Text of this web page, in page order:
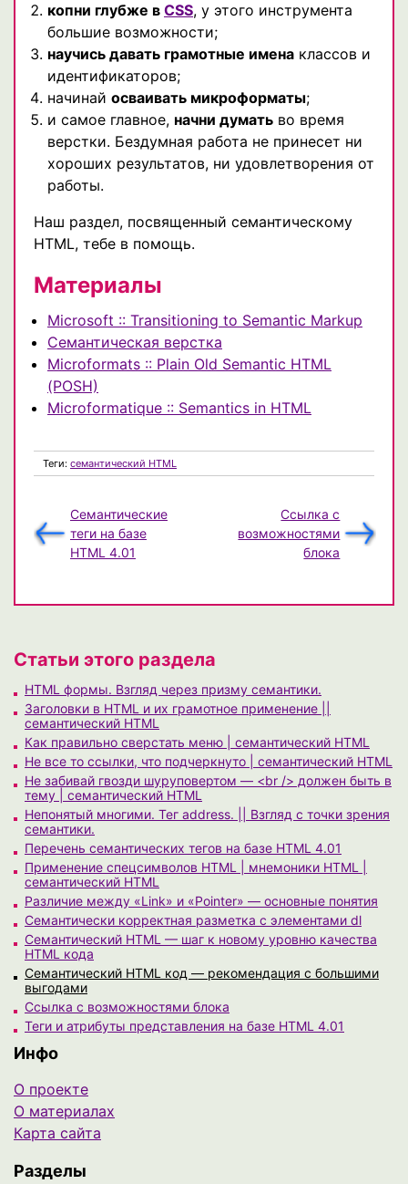
копни глубже в CSS, у этого инструмента
большие возможности;
научись давать грамотные имена классов и
идентификаторов;
начинай осваивать микроформаты;
и самое главное, начни думать во время
верстки. Бездумная работа не принесет ни
хороших результатов, ни удовлетворения от
работы.
Наш раздел, посвященный семантическому
HTML, тебе в помощь.
Материалы
Microsoft :: Transitioning to Semantic Markup
Семантическая верстка
Miсroformats :: Plain Old Semantic HTML
(POSH)
Microformatique :: Semantics in HTML
Теги: семантический HTML
Ссылка с
возможностями
блока
Семантические
теги на базе
HTML 4.01
Статьи этого раздела
HTML формы. Взгляд через призму семантики.
Заголовки в HTML и их грамотное применение ||
семантический HTML
Как правильно сверстать меню | семантический HTML
Не все то ссылки, что подчеркнуто | семантический HTML
Не забивай гвозди шуруповертом — <br /> должен быть в
тему | семантический HTML
Непонятый многими. Тег address. || Взгляд с точки зрения
семантики.
Перечень семантических тегов на базе HTML 4.01
Применение спецсимволов HTML | мнемоники HTML |
семантический HTML
Различие между «Link» и «Pointer» — основные понятия
Семантически корректная разметка с элементами dl
Семантический HTML — шаг к новому уровню качества
HTML кода
Семантический HTML код — рекомендация с большими
выгодами
Ссылка с возможностями блока
Теги и атрибуты представления на базе HTML 4.01
Инфо
О проекте
О материалах
Карта сайта
Разделы